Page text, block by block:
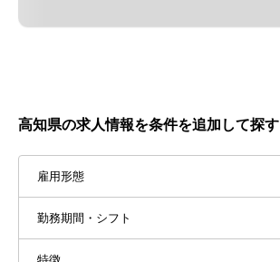
高知県の求人情報を条件を追加して探す
雇用形態
勤務期間・シフト